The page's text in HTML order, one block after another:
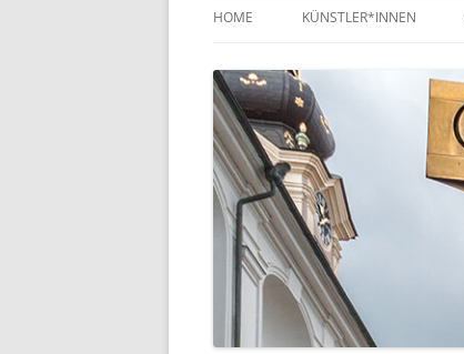
HOME KÜNSTLER*INNEN